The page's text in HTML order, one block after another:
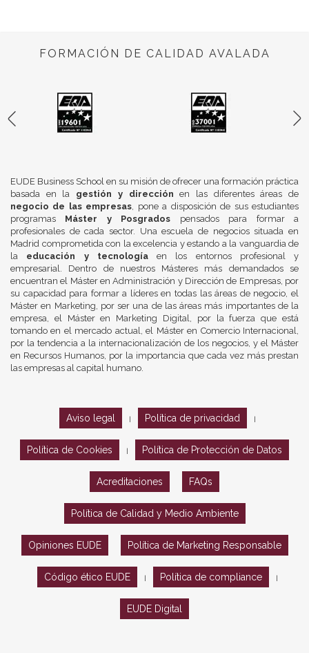
FORMACIÓN DE CALIDAD AVALADA
EUDE Business School en su misión de ofrecer una formación práctica
basada en la gestión y dirección en las diferentes áreas de
negocio de las empresas , pone a disposición de sus estudiantes
programas Máster y Posgrados pensados para formar a
profesionales de cada sector. Una escuela de negocios situada en
Madrid comprometida con la excelencia y estando a la vanguardia de
la educación y tecnologíaen los entornos profesional y
empresarial. Dentro de nuestros Másteres más demandados se
encuentran el Máster en Administración y Dirección de Empresas, por
su capacidad para formar a líderes en todas las áreas de negocio, el
Máster en Marketing, por ser una de las áreas más importantes de la
empresa, el Máster en Marketing Digital, por la fuerza que está
tomando en el mercado actual, el Máster en Comercio Internacional,
por la tendencia a la internacionalización de los negocios, y el Máster
en Recursos Humanos, por la importancia que cada vez más prestan
las empresas al capital humano.
Aviso legal Política de privacidad
Política de Cookies Política de Protección de Datos
Acreditaciones FAQs
Política de Calidad y Medio Ambiente
Opiniones EUDE Política de Marketing Responsable
Código ético EUDE Política de compliance
EUDE Digital